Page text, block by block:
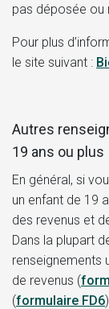
pas déposée ou
Pour plus
le site suivant :
Autres
19 ans ou plus
En général, si
un enfant de 19
des revenus et
Dans la plupart
renseignements
de revenus (
(formulaire FD6)